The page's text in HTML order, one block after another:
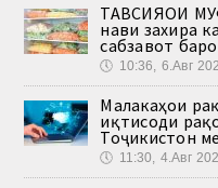
ТАВСИЯҲОИ
нави захира
сабзавот
🕔 10:36, 6.Авг
Малакаҳои
иқтисоди
Тоҷикистон
🕔 11:30, 4.Авг